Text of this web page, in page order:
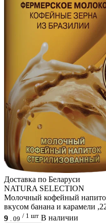
Доcтавка по Беларуси
NATURA SELECTION
Молочный кофейный
вкусом банана и карамели
9
09 / 1 шт В наличии